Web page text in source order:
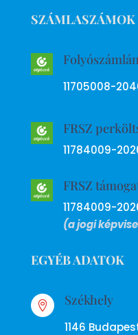
SZÁMLASZÁMOK
11705008-
FRSZ
11784009-
FRSZ
11784009-
(a jogi
EGYÉB ADATOK
 Székhely
1146